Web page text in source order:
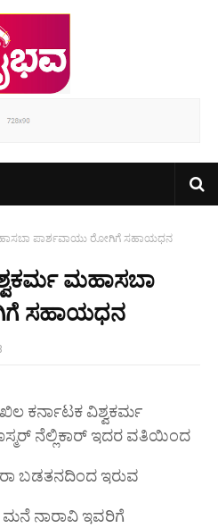
ಪಾರ್ಶವಾಯು ರೋಗಿಗೆ ಸಹಾಯಧನ
ಮಹಾಸಬಾ
ಸಹಾಯಧನ
ಕರ್ನಾಟಕ ವಿಶ್ವಕರ್ಮ
ನೆಲ್ಲಿಕಾರ್ ಇದರ ವತಿಯಿಂದ
ಬಡತನದಿಂದ ಇರುವ
ನಾರಾವಿ ಇವರಿಗೆ